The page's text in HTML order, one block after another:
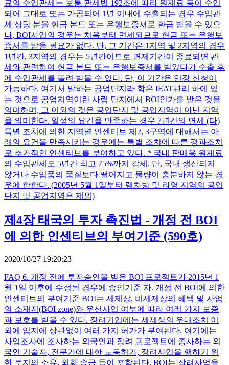
료의 수입관세는 보통 관세법 192조에 따라 원재료 등이 수입
되어 그대로 또는 가공되어 1년 이내에 수출되는 경우 수입관
세 상당 분을 현금 본드 또는 은행보증서로 환급 받을 수 있으
나, BOI사업의 경우는 처음부터 면세되므로 현금 또는 은행보
증서를 받을 필요가 없다. 단, 그 기간은 1지역 및 2지역의 경우
1년간, 3지역의 경우는 5년간이므로 면제기간이 종료되면 관
세와 관련하여 현금 본드 또는 은행보증서를 받았다가 수출 후
에 수입관세를 돌려 받을 수 있다. 단, 이 기간은 연장 신청이
가능하다. 여기서 말하는 공업단지라 함은 IEAT관리 하에 있
는 것으로 공업지역이란 사립 단지에서 BOI인가를 받은 것을
의미하며, 그 이외의 것은 공업단지 및 공업지역이 아닌 지역
을 의미한다. 일정의 요건을 만족하는 경우 7년간의 면세 (다)
특별 조치에 의한 지역별 인센티브 제2, 3구역에 대해서는 아
래의 요건을 만족시키는 경우에는 특별 조치에 따른 경과조치
로 추가적인 인센티브를 부여하고 있다. * 국내 판매용 원재료
의 수입관세도 5년간 최고 75%까지 감세. 단, 국내 생산되지
않거나 수입품의 품질보다 떨어지고 물량이 충분하지 않는 경
우에 한한다. (2005년 5월 1일부터 램차방 및 라영 지역의 공업
단지 및 공업지역은 제외)
제4장 태국의 투자 촉진법 - 개정 전 BOI
에 의한 인센티브의 부여기준 (590호)
2020/10/27 19:20:23
FAQ 6. 개정 전에 투자승인을 받은 BOI 프로젝트가 2015년 1
월 1일 이후에 수정될 경우에 승인기준 자. 개정 전 BOI에 의한
인센티브의 부여기준 BOI는 세제상, 비세제상의 혜택 및 사업
의 소재지(BOI zone)와 우선사업 여부에 따라 여러 가지 보증
과 보호를 받을 수 있다. 장려기업에는 세제상의 우대조치 이
외에 입지에 상관없이 여러 가지 허가가 부여된다. 여기에는
사업조사에 조사하는 외국인과 장려 프로젝트에 종사하는 외
국인 기술자, 전문가에 대한 노동허가, 장려사업을 행하기 위
한 토지의 소유, 외화 송금 등이 포함된다. BOI는 장려사업을